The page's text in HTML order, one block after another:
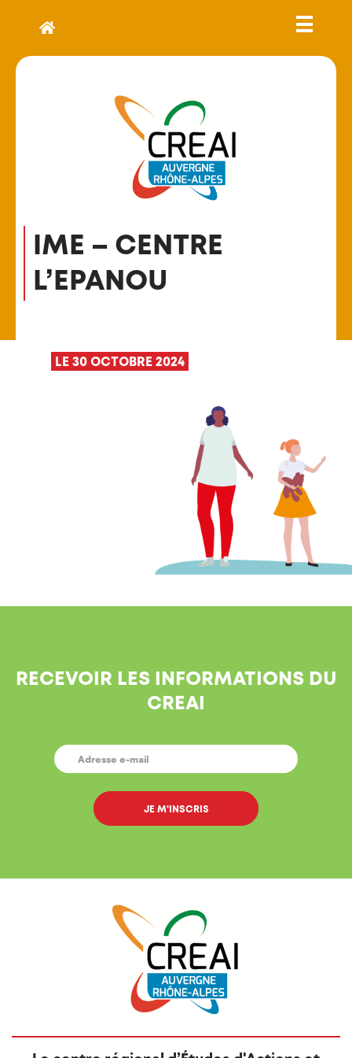
IME – CENTRE
L’EPANOU
LE 30 OCTOBRE 2024
RECEVOIR LES INFORMATIONS DU
CREAI
E-
MAIL *